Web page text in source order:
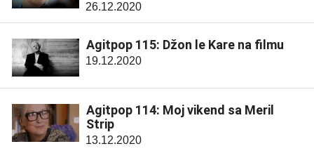
26.12.2020
Agitpop 115: Džon le Kare na filmu
19.12.2020
Agitpop 114: Moj vikend sa Meril
Strip
13.12.2020